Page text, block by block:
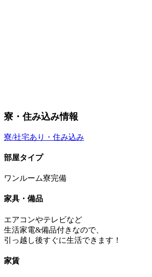
寮・住み込み情報
寮/社宅あり・住み込み
部屋タイプ
ワンルーム寮完備
家具・備品
エアコンやテレビなど
生活家電&備品付きなので、
引っ越し後すぐに生活できます！
家賃